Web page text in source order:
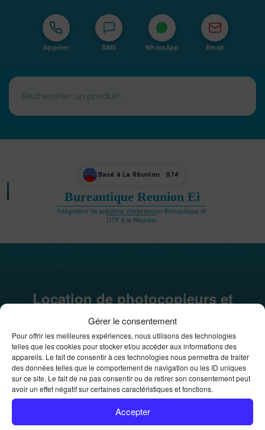
Gérer le consentement
Pour offrir les meilleures expériences, nous utilisons des technologies
telles que les cookies pour stocker et/ou accéder aux informations des
appareils. Le fait de consentir à ces technologies nous permettra de traiter
des données telles que le comportement de navigation ou les ID uniques
sur ce site. Le fait de ne pas consentir ou de retirer son consentement peut
avoir un effet négatif sur certaines caractéristiques et fonctions.
Accepter
Appeler SMS WhatsApp Email
Basé à La Réunion · 974
Bureautique Reunion Ei
Intégrateur de solutions d'impression Bureautique et
DTF à la Réunion
Location de photocopieurs et
imprimantes
Accueil»Location de photocopieurs et imprimantes